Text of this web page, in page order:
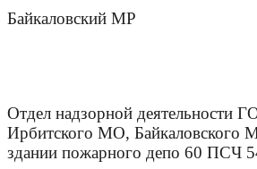
Байкаловский МР
Отдел надзорной деятельности
Ирбитского МО, Байкаловского
здании пожарного депо 60